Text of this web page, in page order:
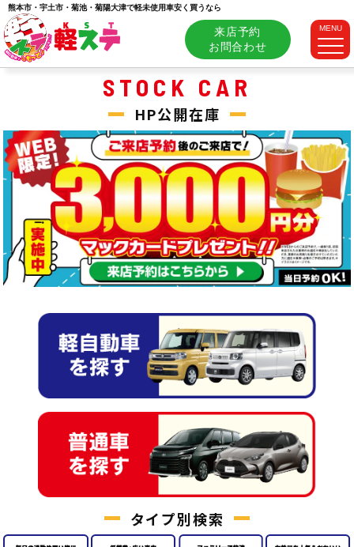
熊本市・宇土市・菊池・菊陽大津で軽未使用車安く買うなら
来店予約
お問合わせ
MENU
STOCK CAR
HP公開在庫
タイプ別検索